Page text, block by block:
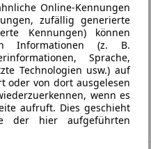
Online-Kennungen
zufällig generierte
Kennungen) können
Informationen (z. B.
Sprache,
Technologien usw.) auf
oder von dort ausgelesen
wenn es
aufruft. Dies geschieht
der hier aufgeführten